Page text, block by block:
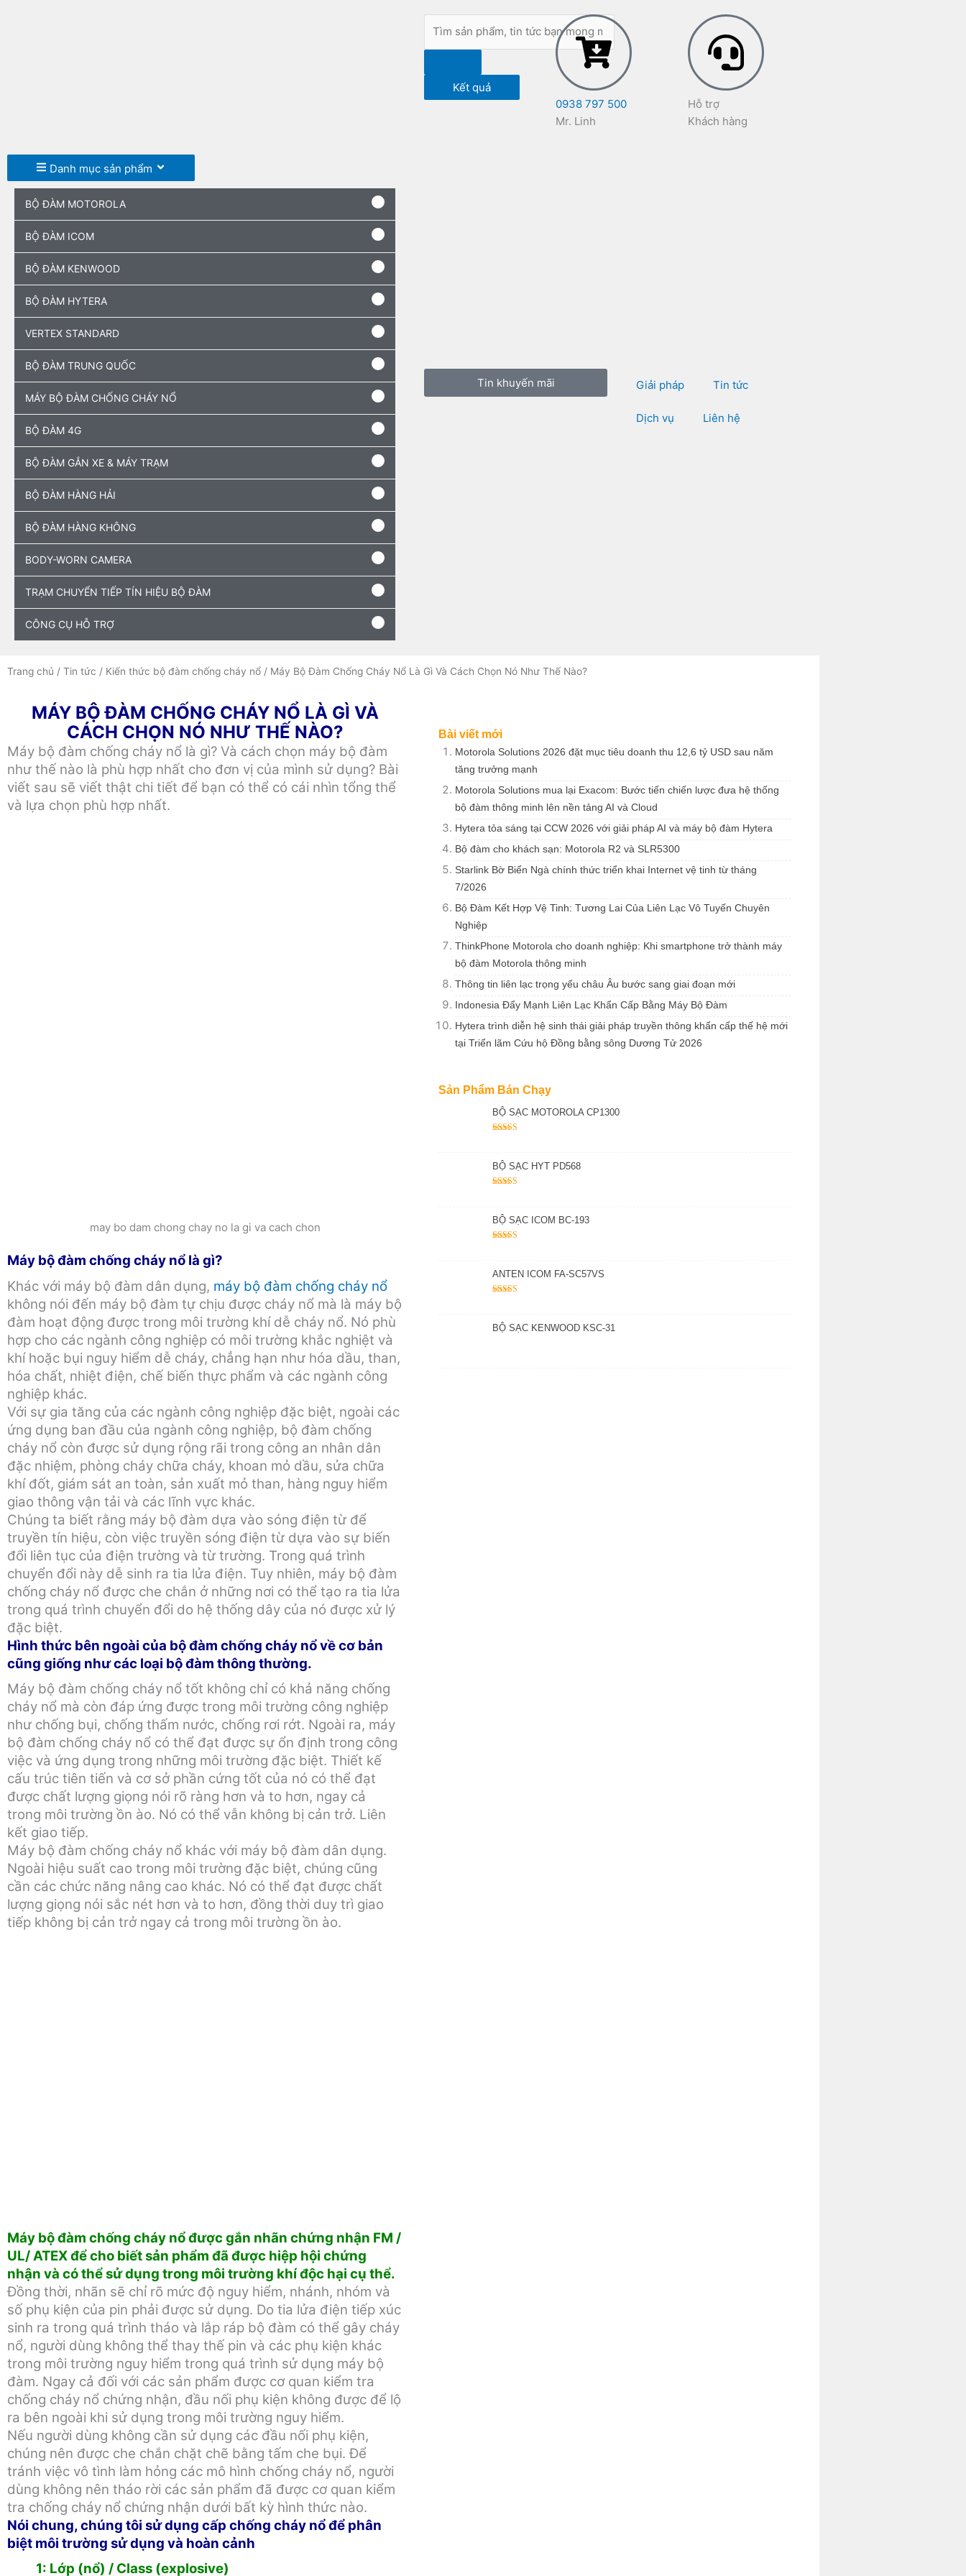
Kết quả
0938 797 500
Mr. Linh
Hỗ trợ
Khách hàng
Danh mục sản phẩm
BỘ ĐÀM MOTOROLA
BỘ ĐÀM ICOM
BỘ ĐÀM KENWOOD
BỘ ĐÀM HYTERA
VERTEX STANDARD
BỘ ĐÀM TRUNG QUỐC
MÁY BỘ ĐÀM CHỐNG CHÁY NỔ
BỘ ĐÀM 4G
BỘ ĐÀM GẮN XE & MÁY TRẠM
BỘ ĐÀM HÀNG HẢI
BỘ ĐÀM HÀNG KHÔNG
BODY-WORN CAMERA
TRẠM CHUYỂN TIẾP TÍN HIỆU BỘ ĐÀM
CÔNG CỤ HỖ TRỢ
Tin khuyến mãi Giải pháp Tin tức
Dịch vụ Liên hệ
Trang chủ / Tin tức / Kiến thức bộ đàm chống cháy nổ / Máy Bộ Đàm Chống Cháy Nổ Là Gì Và Cách Chọn Nó Như Thế Nào?
MÁY BỘ ĐÀM CHỐNG CHÁY NỔ LÀ GÌ VÀ
CÁCH CHỌN NÓ NHƯ THẾ NÀO?
Máy bộ đàm chống cháy nổ là gì? Và cách chọn máy bộ đàm
như thế nào là phù hợp nhất cho đơn vị của mình sử dụng? Bài
viết sau sẽ viết thật chi tiết để bạn có thể có cái nhìn tổng thể
và lựa chọn phù hợp nhất.
may bo dam chong chay no la gi va cach chon
Máy bộ đàm chống cháy nổ là gì?
Khác với máy bộ đàm dân dụng, máy bộ đàm chống cháy nổ
không nói đến máy bộ đàm tự chịu được cháy nổ mà là máy bộ
đàm hoạt động được trong môi trường khí dễ cháy nổ. Nó phù
hợp cho các ngành công nghiệp có môi trường khắc nghiệt và
khí hoặc bụi nguy hiểm dễ cháy, chẳng hạn như hóa dầu, than,
hóa chất, nhiệt điện, chế biến thực phẩm và các ngành công
nghiệp khác.
Với sự gia tăng của các ngành công nghiệp đặc biệt, ngoài các
ứng dụng ban đầu của ngành công nghiệp, bộ đàm chống
cháy nổ còn được sử dụng rộng rãi trong công an nhân dân
đặc nhiệm, phòng cháy chữa cháy, khoan mỏ dầu, sửa chữa
khí đốt, giám sát an toàn, sản xuất mỏ than, hàng nguy hiểm
giao thông vận tải và các lĩnh vực khác.
Chúng ta biết rằng máy bộ đàm dựa vào sóng điện từ để
truyền tín hiệu, còn việc truyền sóng điện từ dựa vào sự biến
đổi liên tục của điện trường và từ trường. Trong quá trình
chuyển đổi này dễ sinh ra tia lửa điện. Tuy nhiên, máy bộ đàm
chống cháy nổ được che chắn ở những nơi có thể tạo ra tia lửa
trong quá trình chuyển đổi do hệ thống dây của nó được xử lý
đặc biệt.
Hình thức bên ngoài của bộ đàm chống cháy nổ về cơ bản
cũng giống như các loại bộ đàm thông thường.
Máy bộ đàm chống cháy nổ tốt không chỉ có khả năng chống
cháy nổ mà còn đáp ứng được trong môi trường công nghiệp
như chống bụi, chống thấm nước, chống rơi rớt. Ngoài ra, máy
bộ đàm chống cháy nổ có thể đạt được sự ổn định trong công
việc và ứng dụng trong những môi trường đặc biệt. Thiết kế
cấu trúc tiên tiến và cơ sở phần cứng tốt của nó có thể đạt
được chất lượng giọng nói rõ ràng hơn và to hơn, ngay cả
trong môi trường ồn ào. Nó có thể vẫn không bị cản trở. Liên
kết giao tiếp.
Máy bộ đàm chống cháy nổ khác với máy bộ đàm dân dụng.
Ngoài hiệu suất cao trong môi trường đặc biệt, chúng cũng
cần các chức năng nâng cao khác. Nó có thể đạt được chất
lượng giọng nói sắc nét hơn và to hơn, đồng thời duy trì giao
tiếp không bị cản trở ngay cả trong môi trường ồn ào.
Máy bộ đàm chống cháy nổ được gắn nhãn chứng nhận FM /
UL/ ATEX để cho biết sản phẩm đã được hiệp hội chứng
nhận và có thể sử dụng trong môi trường khí độc hại cụ thể.
Đồng thời, nhãn sẽ chỉ rõ mức độ nguy hiểm, nhánh, nhóm và
số phụ kiện của pin phải được sử dụng. Do tia lửa điện tiếp xúc
sinh ra trong quá trình tháo và lắp ráp bộ đàm có thể gây cháy
nổ, người dùng không thể thay thế pin và các phụ kiện khác
trong môi trường nguy hiểm trong quá trình sử dụng máy bộ
đàm. Ngay cả đối với các sản phẩm được cơ quan kiểm tra
chống cháy nổ chứng nhận, đầu nối phụ kiện không được để lộ
ra bên ngoài khi sử dụng trong môi trường nguy hiểm.
Nếu người dùng không cần sử dụng các đầu nối phụ kiện,
chúng nên được che chắn chặt chẽ bằng tấm che bụi. Để
tránh việc vô tình làm hỏng các mô hình chống cháy nổ, người
dùng không nên tháo rời các sản phẩm đã được cơ quan kiểm
tra chống cháy nổ chứng nhận dưới bất kỳ hình thức nào.
Nói chung, chúng tôi sử dụng cấp chống cháy nổ để phân
biệt môi trường sử dụng và hoàn cảnh
1: Lớp (nổ) / Class (explosive)
Bài viết mới
Motorola Solutions 2026 đặt mục tiêu doanh thu 12,6 tỷ USD sau năm
tăng trưởng mạnh
Motorola Solutions mua lại Exacom: Bước tiến chiến lược đưa hệ thống
bộ đàm thông minh lên nền tảng AI và Cloud
Hytera tỏa sáng tại CCW 2026 với giải pháp AI và máy bộ đàm Hytera
Bộ đàm cho khách sạn: Motorola R2 và SLR5300
Starlink Bờ Biển Ngà chính thức triển khai Internet vệ tinh từ tháng
7/2026
Bộ Đàm Kết Hợp Vệ Tinh: Tương Lai Của Liên Lạc Vô Tuyến Chuyên
Nghiệp
ThinkPhone Motorola cho doanh nghiệp: Khi smartphone trở thành máy
bộ đàm Motorola thông minh
Thông tin liên lạc trọng yếu châu Âu bước sang giai đoạn mới
Indonesia Đẩy Mạnh Liên Lạc Khẩn Cấp Bằng Máy Bộ Đàm
Hytera trình diễn hệ sinh thái giải pháp truyền thông khẩn cấp thế hệ mới
tại Triển lãm Cứu hộ Đồng bằng sông Dương Tử 2026
Sản Phẩm Bán Chạy
BỘ SẠC MOTOROLA CP1300
BỘ SẠC HYT PD568
BỘ SẠC ICOM BC-193
ANTEN ICOM FA-SC57VS
BỘ SẠC KENWOOD KSC-31